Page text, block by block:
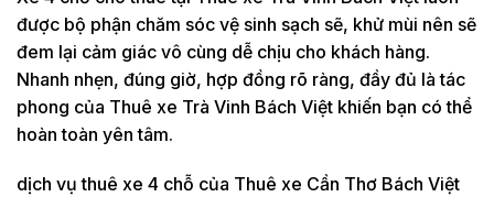
được bộ phận chăm sóc vệ sinh sạch sẽ, khử mùi nên sẽ
đem lại cảm giác vô cùng dễ chịu cho khách hàng.
Nhanh nhẹn, đúng giờ, hợp đồng rõ ràng, đầy đủ là tác
phong của Thuê xe Trà Vinh Bách Việt khiến bạn có thể
hoàn toàn yên tâm.
dịch vụ thuê xe 4 chỗ của Thuê xe Cần Thơ Bách Việt